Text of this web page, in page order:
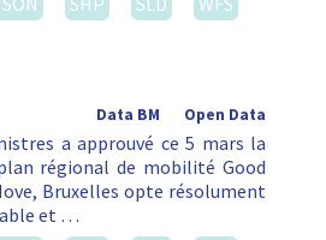
Open Data
Data BM
a approuvé ce 5 mars la
régional de mobilité Good
Bruxelles opte résolument
et …